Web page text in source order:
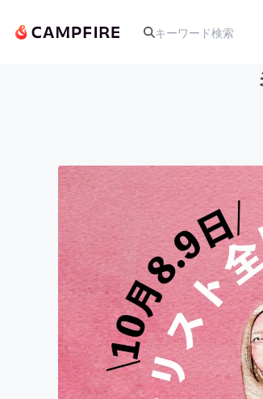
アート・写真
テクノロジー・ガ
映像・映画
ビジネス・起業
まちづくり・地域